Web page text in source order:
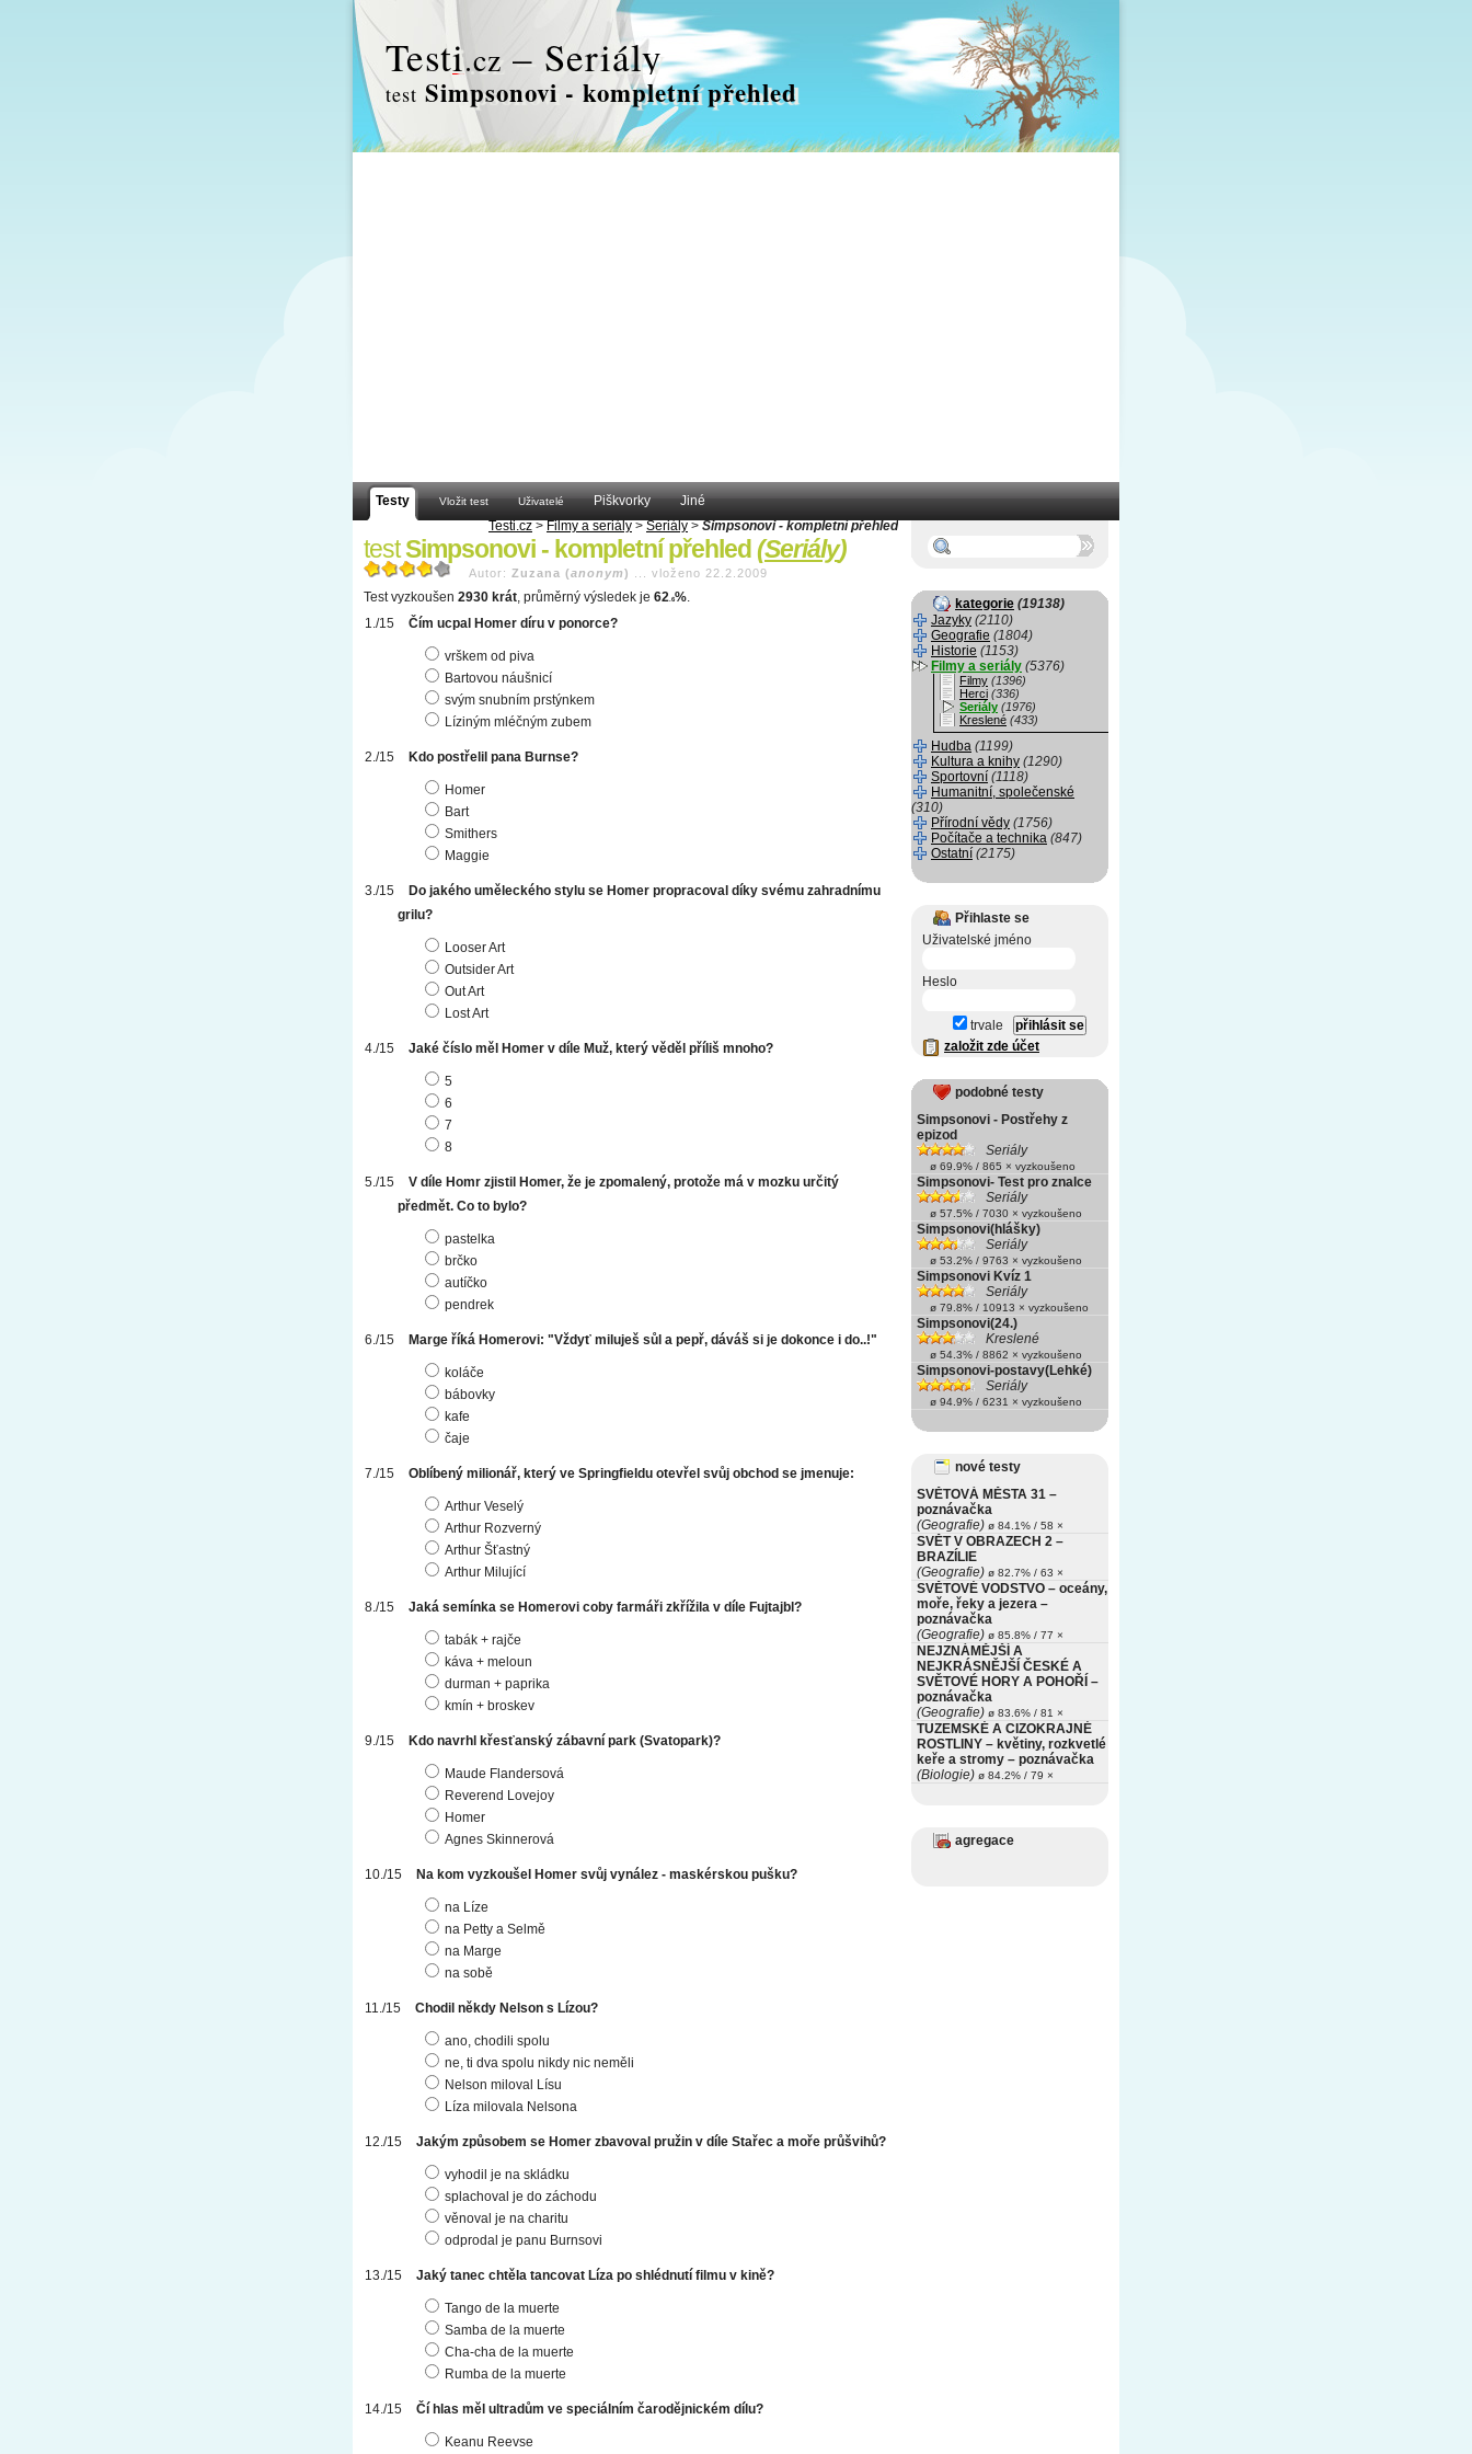
Testi.cz – Seriály
test Simpsonovi - kompletní přehled
Testy Vložit test Uživatelé Piškvorky
Jiné
Testi.cz > Filmy a seriály > Seriály > Simpsonovi - kompletní přehled
testSimpsonovi - kompletní přehled(Seriály)
Autor: Zuzana (anonym) vloženo 22.2.2009
Test vyzkoušen 2930 krát, průměrný výsledek je 62 .6%.
Čím ucpal Homer díru v ponorce?
vrškem od piva
Bartovou náušnicí
svým snubním prstýnkem
Líziným mléčným zubem
Kdo postřelil pana Burnse?
Homer
Bart
Smithers
Maggie
Do jakého uměleckého stylu se Homer propracoval díky svému zahradnímu
grilu?
Looser Art
Outsider Art
Out Art
Lost Art
Jaké číslo měl Homer v díle Muž, který věděl příliš mnoho?
5
6
7
8
V díle Homr zjistil Homer, že je zpomalený, protože má v mozku určitý
předmět. Co to bylo?
pastelka
brčko
autíčko
pendrek
Marge říká Homerovi: "Vždyť miluješ sůl a pepř, dáváš si je dokonce i do..!"
koláče
bábovky
kafe
čaje
Oblíbený milionář, který ve Springfieldu otevřel svůj obchod se jmenuje:
Arthur Veselý
Arthur Rozverný
Arthur Šťastný
Arthur Milující
Jaká semínka se Homerovi coby farmáři zkřížila v díle Fujtajbl?
tabák + rajče
káva + meloun
durman + paprika
kmín + broskev
Kdo navrhl křesťanský zábavní park (Svatopark)?
Maude Flandersová
Reverend Lovejoy
Homer
Agnes Skinnerová
Na kom vyzkoušel Homer svůj vynález - maskérskou pušku?
na Líze
na Petty a Selmě
na Marge
na sobě
Chodil někdy Nelson s Lízou?
ano, chodili spolu
ne, ti dva spolu nikdy nic neměli
Nelson miloval Lísu
Líza milovala Nelsona
Jakým způsobem se Homer zbavoval pružin v díle Stařec a moře průšvihů?
vyhodil je na skládku
splachoval je do záchodu
věnoval je na charitu
odprodal je panu Burnsovi
Jaký tanec chtěla tancovat Líza po shlédnutí filmu v kině?
Tango de la muerte
Samba de la muerte
Cha-cha de la muerte
Rumba de la muerte
Čí hlas měl ultradům ve speciálním čarodějnickém dílu?
Keanu Reevse
kategorie (19138)
Jazyky (2110)
Geografie (1804)
Historie (1153)
Filmy a seriály (5376)
Filmy (1396)
Herci (336)
Seriály (1976)
Kreslené (433)
Hudba (1199)
Kultura a knihy (1290)
Sportovní (1118)
Humanitní, společenské
(310)
Přírodní vědy (1756)
Počítače a technika (847)
Ostatní (2175)
Přihlaste se
Uživatelské jméno
Heslo
trvale
založit zde účet
podobné testy
Simpsonovi - Postřehy z
epizod
Seriály
ø 69.9% / 865 × vyzkoušeno
Simpsonovi- Test pro znalce
Seriály
ø 57.5% / 7030 × vyzkoušeno
Simpsonovi(hlášky)
Seriály
ø 53.2% / 9763 × vyzkoušeno
Simpsonovi Kvíz 1
Seriály
ø 79.8% / 10913 × vyzkoušeno
Simpsonovi(24.)
Kreslené
ø 54.3% / 8862 × vyzkoušeno
Simpsonovi-postavy(Lehké)
Seriály
ø 94.9% / 6231 × vyzkoušeno
nové testy
SVĚTOVÁ MĚSTA 31 –
poznávačka
(Geografie) ø 84.1% / 58 ×
SVĚT V OBRAZECH 2 –
BRAZÍLIE
(Geografie) ø 82.7% / 63 ×
SVĚTOVÉ VODSTVO – oceány,
moře, řeky a jezera –
poznávačka
(Geografie) ø 85.8% / 77 ×
NEJZNÁMĚJŠÍ A
NEJKRÁSNĚJŠÍ ČESKÉ A
SVĚTOVÉ HORY A POHOŘÍ –
poznávačka
(Geografie) ø 83.6% / 81 ×
TUZEMSKÉ A CIZOKRAJNÉ
ROSTLINY – květiny, rozkvetlé
keře a stromy – poznávačka
(Biologie) ø 84.2% / 79 ×
agregace